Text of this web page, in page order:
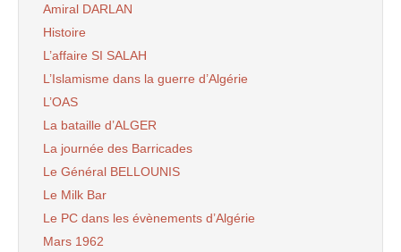
Amiral DARLAN
Histoire
L’affaire SI SALAH
L’Islamisme dans la guerre d’Algérie
L’OAS
La bataille d’ALGER
La journée des Barricades
Le Général BELLOUNIS
Le Milk Bar
Le PC dans les évènements d’Algérie
Mars 1962